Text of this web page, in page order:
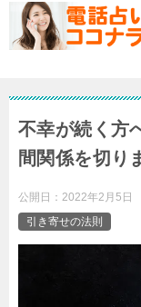
不幸が続く方
間関係を切り
公開日： 2022年2月5日
引き寄せの法則